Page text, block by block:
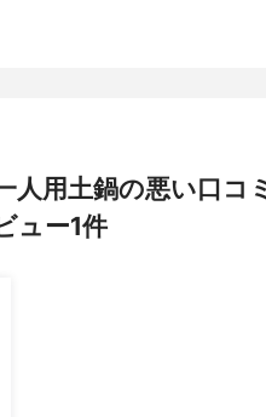
用土鍋の悪い口コ
ュー1件